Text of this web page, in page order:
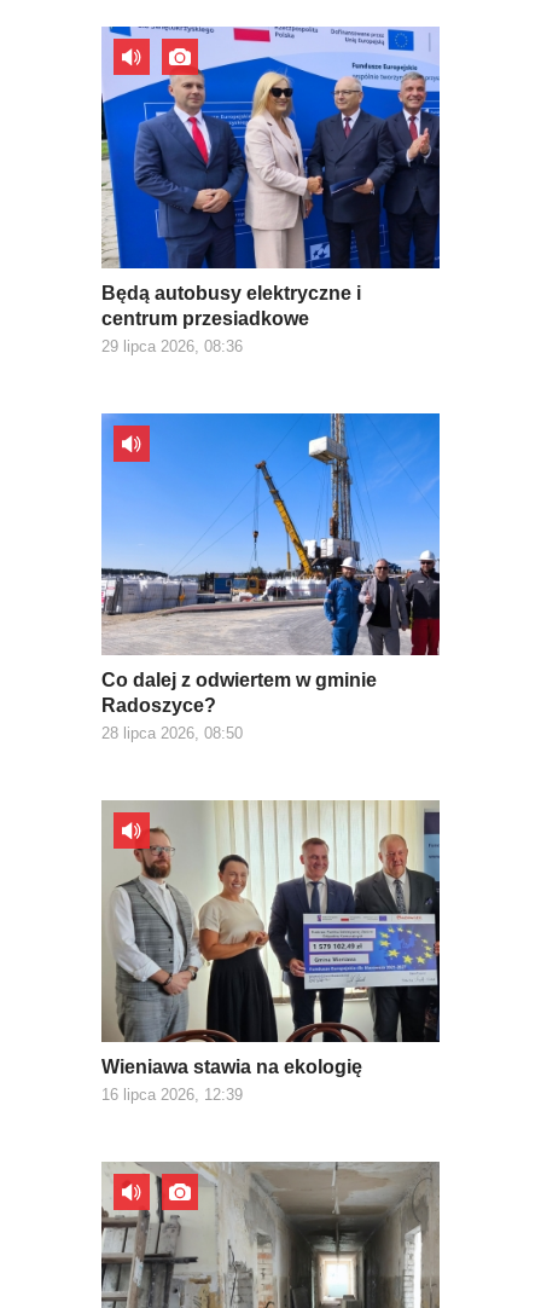
Będą autobusy elektryczne i
centrum przesiadkowe
29 lipca 2026, 08:36
Co dalej z odwiertem w gminie
Radoszyce?
28 lipca 2026, 08:50
Wieniawa stawia na ekologię
16 lipca 2026, 12:39